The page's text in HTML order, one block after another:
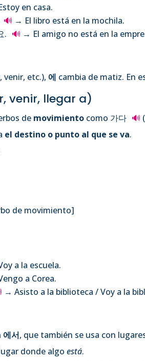
en casa.
🔊 → El libro está en la mochila.
. 🔊 → El amigo no está en la
venir, etc.), 에 cambia de matiz. En
venir, llegar a)
de movimiento como 가다 🔊
el destino o punto al que se va.
de movimiento]
a la escuela.
a Corea.
→ Asisto a la biblioteca / Voy a la
에서, que también se usa con
donde algoestá.